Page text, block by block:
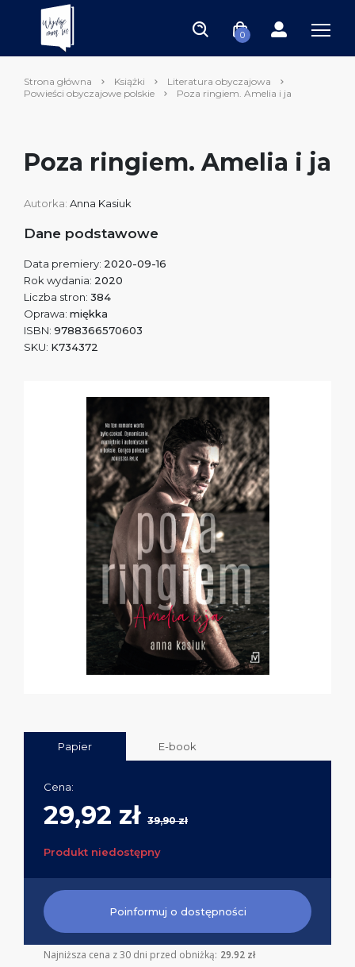
0
Strona główna Książki
Literatura obyczajowa
Powieści obyczajowe polskie
Poza ringiem. Amelia i ja
Poza ringiem. Amelia i ja
Autorka: Anna Kasiuk
Dane podstawowe
Data premiery: 2020-09-16
Rok wydania: 2020
Liczba stron: 384
Oprawa: miękka
ISBN: 9788366570603
SKU: K734372
Papier E-book
Cena:
29,92 zł 39,90 zł
Produkt niedostępny
Poinformuj o dostępności
Najniższa cena z 30 dni przed obniżką: 29.92 zł